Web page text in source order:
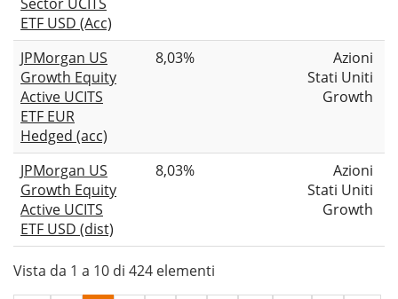
Sector UCITS
ETF USD (Acc)
JPMorgan US
Growth Equity
Active UCITS
ETF EUR
Hedged (acc)
8,03%
Azioni
Stati Uniti
Growth
JPMorgan US
Growth Equity
Active UCITS
ETF USD (dist)
8,03%
Azioni
Stati Uniti
Growth
Vista da 1 a 10 di 424 elementi